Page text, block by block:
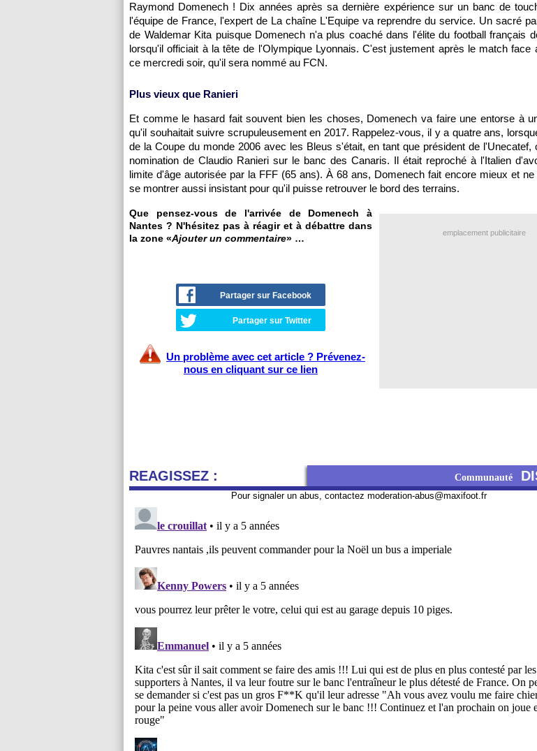
Raymond Domenech ! Dix années après sa dernière expérience sur un banc de
l'équipe de France, l'expert de La chaîne L'Equipe va reprendre du service. Un sacré
de Waldemar Kita puisque Domenech n'a plus coaché dans l'élite du football français
lorsqu'il officiait à la tête de l'Olympique Lyonnais. C'est justement après le match face
ce mercredi soir, qu'il sera nommé au FCN.
Plus vieux que Ranieri
Et comme le hasard fait souvent bien les choses, Domenech va faire une entorse à
qu'il souhaitait suivre scrupuleusement en 2017. Rappelez-vous, il y a quatre ans,
de la Coupe du monde 2006 avec les Bleus s'était, en tant que président de l'Unecatef,
nomination de Claudio Ranieri sur le banc des Canaris. Il était reproché à l'Italien
limite d'âge autorisée par la FFF (65 ans). À 68 ans, Domenech fait encore mieux et ne
se montrer aussi insistant pour qu'il puisse retrouver le bord des terrains.
emplacement publicitaire
Que pensez-vous de l'arrivée de Domenech à
Nantes ? N'hésitez pas à réagir et à débattre dans
la zone «Ajouter un commentaire» …
Partager sur Facebook
Partager sur Twitter
Un problème avec cet article ? Prévenez-
nous en cliquant sur ce lien
REAGISSEZ : Communauté
Pour signaler un abus, contactez moderation-abus@maxifoot.fr